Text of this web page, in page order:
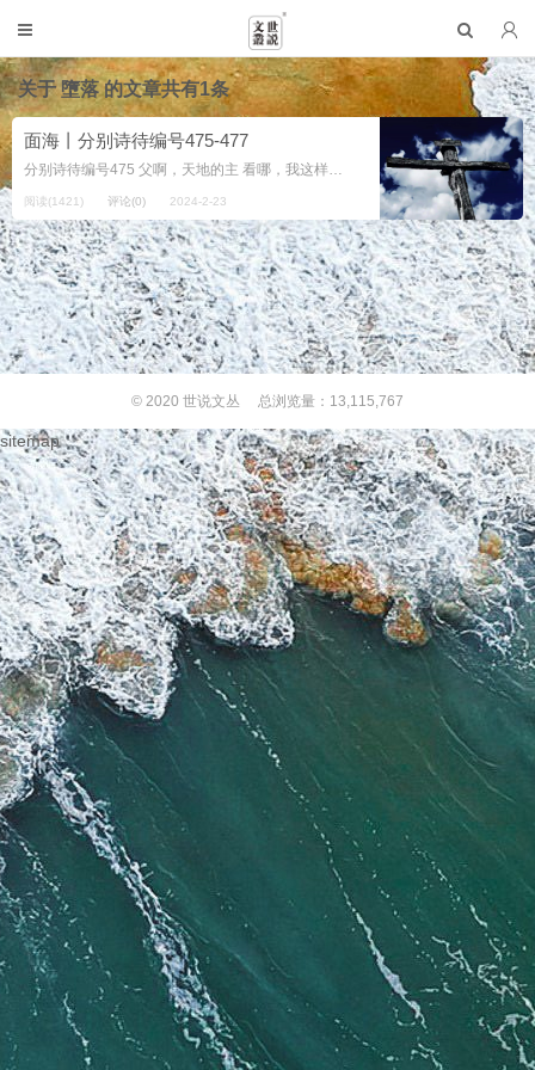
关于墮落的文章共有1条
面海丨分别诗待编号475-477
分别诗待编号475 父啊，天地的主 看哪，我这样习惯性地堕落 我这样重复性地败坏 我这样循环往复地犯罪 我这样不遵守你的命令和秩序 我这样不敬畏你 我这样眼中没有你 我这样没有把你放在首位 我口...
阅读(1421) 评论(0) 2024-2-23
© 2020 世说文丛 总浏览量：13,115,767
sitemap